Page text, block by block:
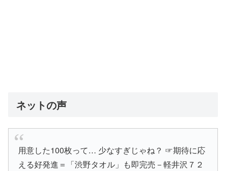
ネットの声
用意した100枚って… 少なすぎじゃね？ ☞期待に応
える好発進＝「渋野タオル」も即完売－軽井沢７２